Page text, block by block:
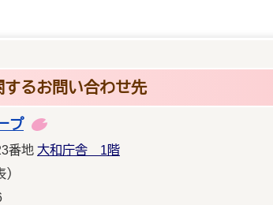
るお問い合わせ先
プ
番地 大和庁舎 1階